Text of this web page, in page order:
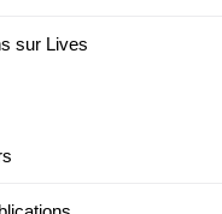
sur Lives